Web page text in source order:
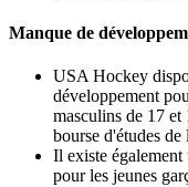
Manque de
USA Hockey
développement
masculins de 17
bourse d'études
Il existe
pour les jeunes